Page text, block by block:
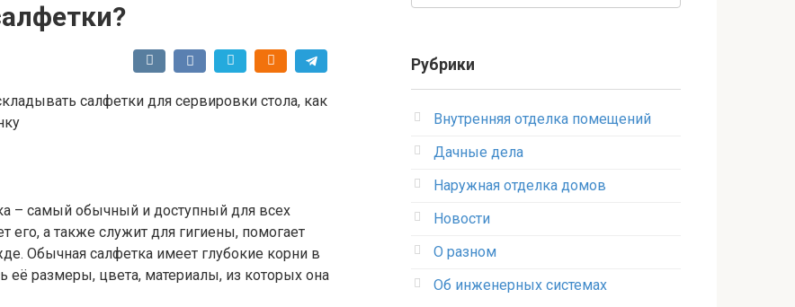
– самый обычный и доступный для всех
его, а также служит для гигиены, помогает
Обычная салфетка имеет глубокие корни в
её размеры, цвета, материалы, из которых она
Рубрики
Внутренняя отделка помещений
Дачные дела
Наружная отделка домов
Новости
О разном
Об инженерных системах